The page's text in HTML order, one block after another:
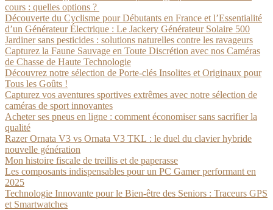
cours : quelles options ?
Découverte du Cyclisme pour Débutants en France et l’Essentialité
d’un Générateur Électrique : Le Jackery Générateur Solaire 500
Jardiner sans pesticides : solutions naturelles contre les ravageurs
Capturez la Faune Sauvage en Toute Discrétion avec nos Caméras
de Chasse de Haute Technologie
Découvrez notre sélection de Porte-clés Insolites et Originaux pour
Tous les Goûts !
Capturez vos aventures sportives extrêmes avec notre sélection de
caméras de sport innovantes
Acheter ses pneus en ligne : comment économiser sans sacrifier la
qualité
Razer Ornata V3 vs Ornata V3 TKL : le duel du clavier hybride
nouvelle génération
Mon histoire fiscale de treillis et de paperasse
Les composants indispensables pour un PC Gamer performant en
2025
Technologie Innovante pour le Bien-être des Seniors : Traceurs GPS
et Smartwatches